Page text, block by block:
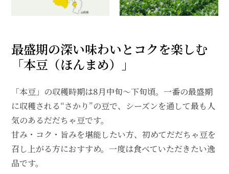
最盛期の深い味わいとコクを楽しむ
「本豆（ほんまめ）」
「本豆」の収穫時期は8月中旬～下旬頃。一番の最盛期
に収穫される“さかり”の豆で、シーズンを通して最も人
気のあるだだちゃ豆です。
甘み・コク・旨みを堪能したい方、初めてだだちゃ豆を
召し上がる方におすすめ。一度は食べていただきたい逸
品です。